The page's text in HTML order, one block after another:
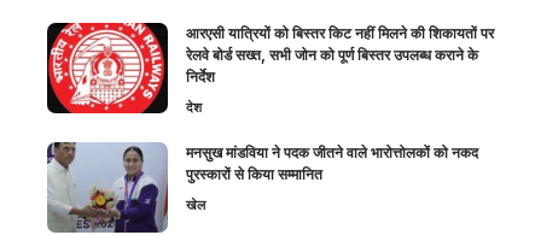
आरएसी यात्रियों को बिस्तर किट नहीं मिलने की शिकायतों पर
रेलवे बोर्ड सख्त, सभी जोन को पूर्ण बिस्तर उपलब्ध कराने के
निर्देश
देश
मनसुख मांडविया ने पदक जीतने वाले भारोत्तोलकों को नकद
पुरस्कारों से किया सम्मानित
खेल